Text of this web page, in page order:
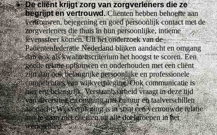
De cliënt krijgt zorg van zorgverleners die ze
begrijpt en vertrouwd.Cliënten hebben behoefte aan
vertrouwen, bejegening en goed persoonlijk contact met de
zorgverleners die thuis in hun persoonlijke, intieme
levenssfeer komen. Uit het onderzoek van de
Patiëntenfederatie Nederland blijken aandacht en omgang
dan ook als kwaliteitscriterium het hoogst te scoren. Een
goede relatie opbouwen en onderhouden met een cliënt
zijn dan ook belangrijke persoonlijke en professionele
competenties van wijkverpleging. Ook communicatie is
hier erg belangrijk. Verstaanbaarheid vraagt in deze tijd
van diversiteit en omgang met cultuur en taalverschillen
aandacht. Wijkverpleging is in staat een vertrouwde relatie
aan te gaan met cliënten uit alle doelgroepen in het
werkgebied.